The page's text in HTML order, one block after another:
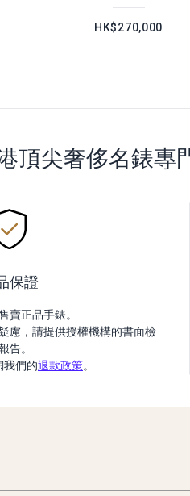
HK$270,000
頂尖奢侈名錶專
保證
賣正品手錶。
慮，請提供授權機構的書面檢
告。
我們的退款政策。